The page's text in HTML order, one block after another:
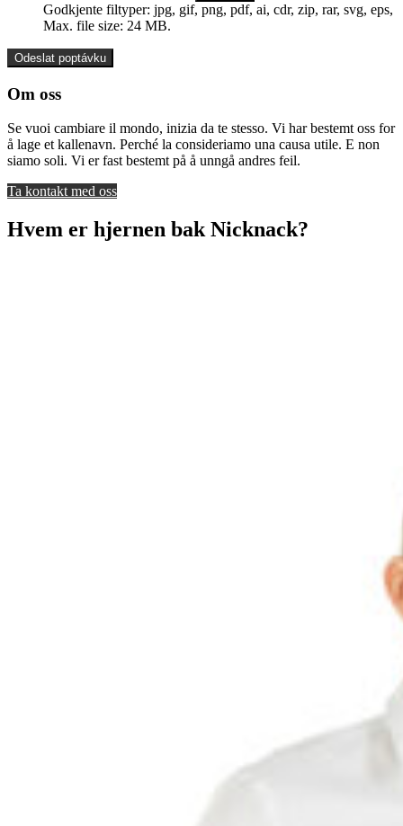
Godkjente filtyper: jpg, gif, png, pdf, ai, cdr, zip, rar, svg, eps,
Max. file size: 24 MB.
Om oss
Se vuoi cambiare il mondo, inizia da te stesso. Vi har bestemt oss for
å lage et kallenavn. Perché la consideriamo una causa utile. E non
siamo soli. Vi er fast bestemt på å unngå andres feil.
Ta kontakt med oss
Hvem er hjernen bak Nicknack?